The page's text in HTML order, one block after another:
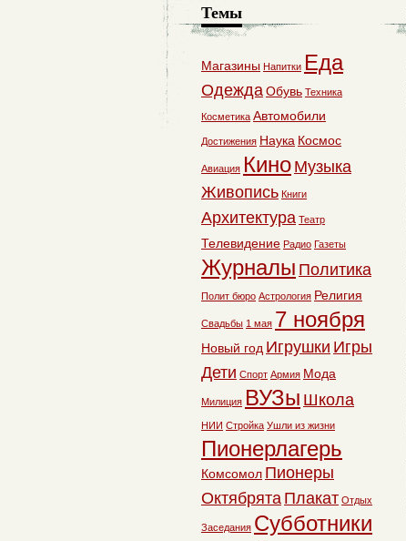
Темы
Магазины Напитки Еда
ОдеждаОбувь Техника
Косметика Автомобили
Достижения Наука Космос
Авиация Кино Музыка
Живопись Книги
Архитектура Театр
Телевидение Радио Газеты
Журналы Политика
Полит бюро Астрология Религия
Свадьбы 1 мая 7 ноября
Новый год Игрушки Игры
Дети Спорт Армия Мода
Милиция ВУЗы Школа
НИИ Стройка Ушли из жизни
Пионерлагерь
Комсомол Пионеры
Октябрята Плакат Отдых
Заседания Субботники